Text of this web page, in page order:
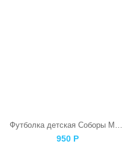
950 Р